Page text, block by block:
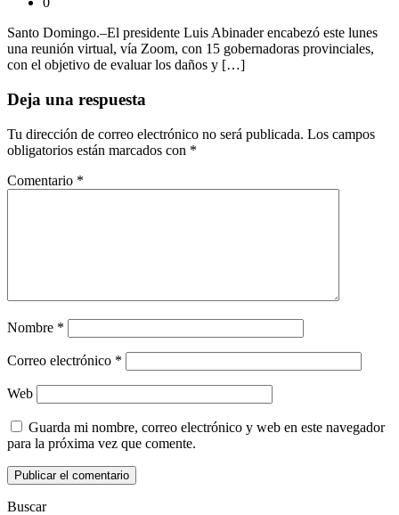
Santo Domingo.–El presidente Luis Abinader encabezó este lunes
una reunión virtual, vía Zoom, con 15 gobernadoras provinciales,
con el objetivo de evaluar los daños y […]
Deja una respuesta
Tu dirección de correo electrónico no será publicada. Los campos
obligatorios están marcados con *
Comentario *
Nombre *
Correo electrónico *
Web
Guarda mi nombre, correo electrónico y web en este navegador
para la próxima vez que comente.
Buscar